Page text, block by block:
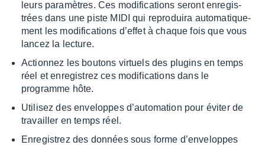
leurs para­mètres. Ces modi­fi­ca­tions seront enre­gis­
trées dans une piste MIDI qui repro­duira auto­ma­tique­
ment les modi­fi­ca­tions d’ef­fet à chaque fois que vous
lancez la lecture.
Action­nez les boutons virtuels des plugins en temps
réel et enre­gis­trez ces modi­fi­ca­tions dans le
programme hôte.
Utili­sez des enve­loppes d’au­to­ma­tion pour éviter de
travailler en temps réel.
Enre­gis­trez des données sous forme d’en­ve­loppes